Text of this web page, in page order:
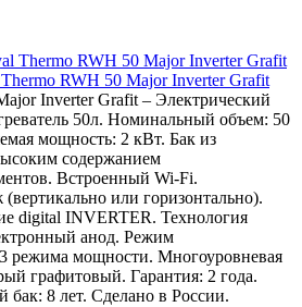
RWH 50 Major Inverter Grafit
Inverter Grafit – Электрический
50л. Номинальный объем: 50
мощность: 2 кВт. Бак из
содержанием
Встроенный Wi-Fi.
или горизонтально).
digital INVERTER. Технология
анод. Режим
мощности. Многоуровневая
графитовый. Гарантия: 2 года.
бак: 8 лет. Сделано в России.